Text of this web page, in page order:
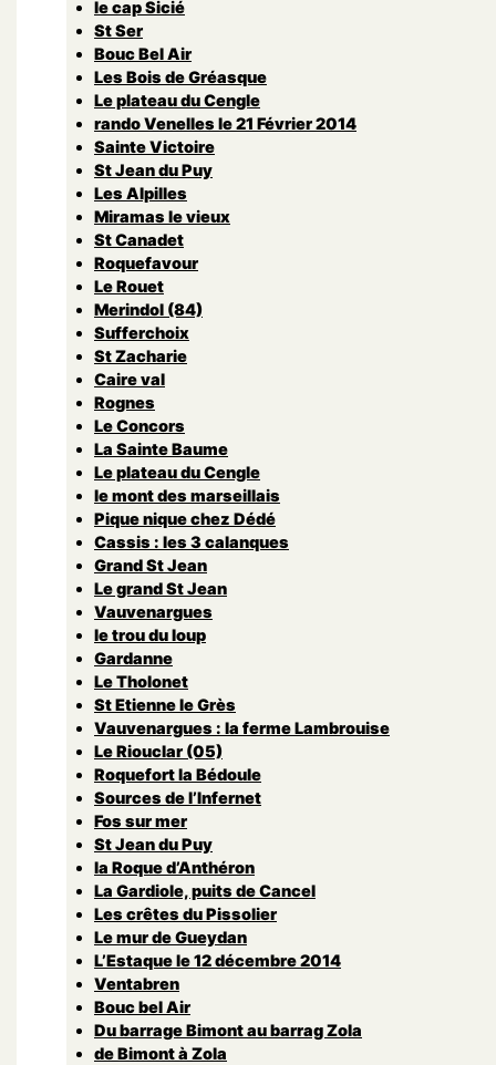
le cap Sicié
St Ser
Bouc Bel Air
Les Bois de Gréasque
Le plateau du Cengle
rando Venelles le 21 Février 2014
Sainte Victoire
St Jean du Puy
Les Alpilles
Miramas le vieux
St Canadet
Roquefavour
Le Rouet
Merindol (84)
Sufferchoix
St Zacharie
Caire val
Rognes
Le Concors
La Sainte Baume
Le plateau du Cengle
le mont des marseillais
Pique nique chez Dédé
Cassis : les 3 calanques
Grand St Jean
Le grand St Jean
Vauvenargues
le trou du loup
Gardanne
Le Tholonet
St Etienne le Grès
Vauvenargues : la ferme Lambrouise
Le Riouclar (05)
Roquefort la Bédoule
Sources de l’Infernet
Fos sur mer
St Jean du Puy
la Roque d’Anthéron
La Gardiole, puits de Cancel
Les crêtes du Pissolier
Le mur de Gueydan
L’Estaque le 12 décembre 2014
Ventabren
Bouc bel Air
Du barrage Bimont au barrag Zola
de Bimont à Zola